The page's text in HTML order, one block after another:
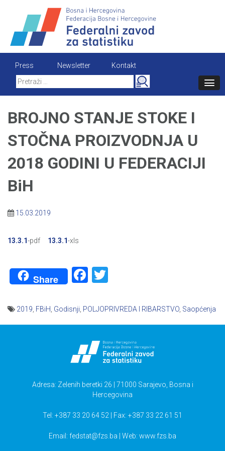
content
Press Newsletter
Kontakt
Search
for:
BROJNO STANJE STOKE I
STOČNA PROIZVODNJA U
2018 GODINI U FEDERACIJI
BiH
15.03.2019
13.3.1-pdf 13.3.1-xls
Share Facebook
2019 FBiH Godisnji POLJOPRIVREDA I RIBARSTVO Saopćenja
Adresa: Zelenih beretki 26 | 71000 Sarajevo, Bosna i
Hercegovina
Tel: +387 33 20 64 52 | Fax: +387 33 22 61 51
Email: fedstat@fzs.ba | Web: www.fzs.ba